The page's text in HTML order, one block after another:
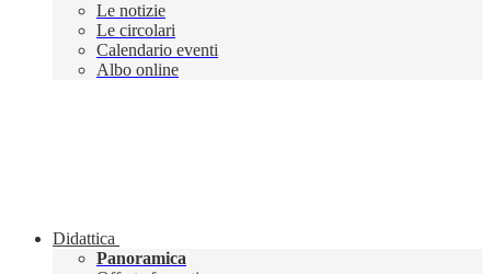
Le notizie
Le circolari
Calendario eventi
Albo online
Didattica
Panoramica